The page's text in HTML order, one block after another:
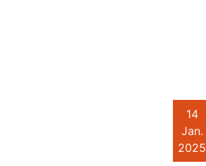
14
Jan.
2025